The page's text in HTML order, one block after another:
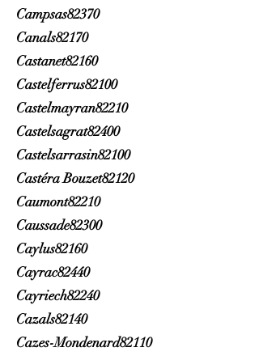
Campsas82370
Canals82170
Castanet82160
Castelferrus82100
Castelmayran82210
Castelsagrat82400
Castelsarrasin82100
Castéra Bouzet82120
Caumont82210
Caussade82300
Caylus82160
Cayrac82440
Cayriech82240
Cazals82140
Cazes-Mondenard82110